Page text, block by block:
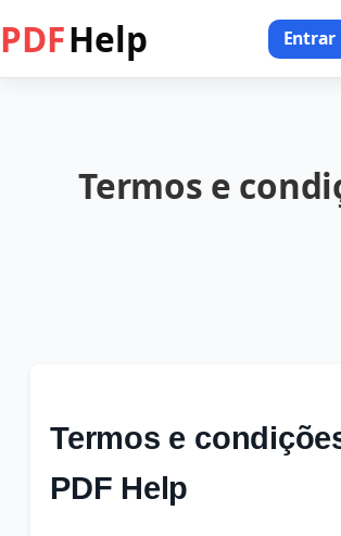
PDFHelp Entrar
Termos e
Termos e
PDF Help